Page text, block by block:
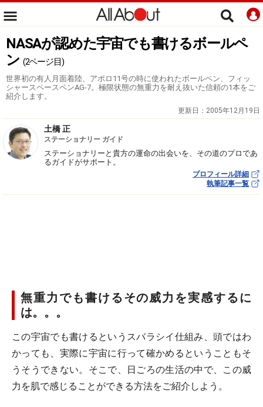
NASAが認めた宇宙でも書けるボールペ
ン (2ページ目)
世界初の有人月面着陸、アポロ11号の時に使われたボールペン、フィッ
シャースペースペンAG-7。極限状態の無重力を耐え抜いた信頼の1本をご
紹介します。
更新日： 2005年12月19日
土橋 正
ステーショナリー ガイド
ステーショナリーと貴方の運命の出会いを、その道のプロであ
るガイドがサポート。
プロフィール詳細
執筆記事一覧
無重力でも書けるその威力を実感するに
は。。。
この宇宙でも書けるというスバラシイ仕組み、頭ではわ
かっても、実際に宇宙に行って確かめるということもそ
うそうできない。そこで、日ごろの生活の中で、この威
力を肌で感じることができる方法をご紹介しよう。